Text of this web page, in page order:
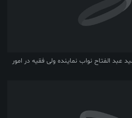
الفتاح نواب نماینده ولی فقیه در امور